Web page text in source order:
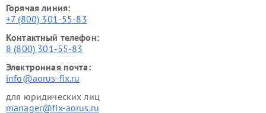
Горячая линия:
+7 (800) 301-55-83
Контактный телефон:
8 (800) 301-55-83
Электронная почта:
info@aorus-fix.ru
для юридических лиц
manager@fix-aorus.ru